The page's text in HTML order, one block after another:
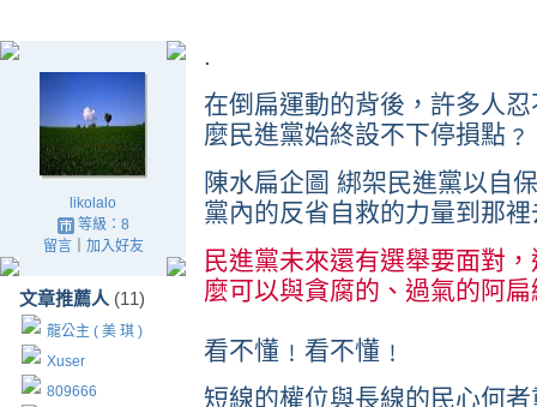
likolalo
等級：8
留言｜ 加入好友
文章推薦人 (11)
龍公主 ( 美 琪 )
Xuser
809666
.
在倒扁運動的背後，許多人
麼民進黨始終設不下停損點﹖
陳水扁企圖 綁架民進黨以自
黨內的反省自救的力量到那
民進黨未來還有選舉要面對
麼可以與貪腐的、過氣的阿
看不懂﹗看不懂﹗
短線的權位與長線的民心何